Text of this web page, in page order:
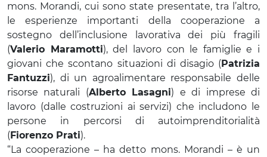
mons. Morandi, cui sono state presentate, tra l’altro,
le esperienze importanti della cooperazione a
sostegno dell’inclusione lavorativa dei più fragili
(Valerio Maramotti), del lavoro con le famiglie e i
giovani che scontano situazioni di disagio (Patrizia
Fantuzzi), di un agroalimentare responsabile delle
risorse naturali (Alberto Lasagni) e di imprese di
lavoro (dalle costruzioni ai servizi) che includono le
persone in percorsi di autoimprenditorialità
(Fiorenzo Prati).
“La cooperazione – ha detto mons. Morandi – è un